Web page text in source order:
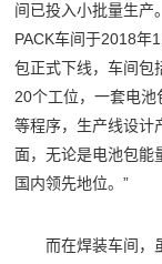
间已投入小批量生产
PACK车间于2018年
包正式下线，车间包
20个工位，一套电
等程序，生产线设计
面，无论是电池包能
国内领先地位。”
而在焊装车间，